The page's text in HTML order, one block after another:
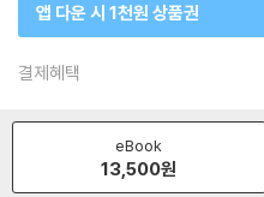
앱 다운 시 1천원 상품권
결제혜택
eBook
13,500원